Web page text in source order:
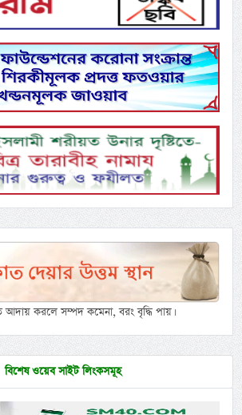
আদায় করলে সম্পদ কমেনা, বরং বৃদ্ধি পায়।
বিশেষ ওয়েব সাইট লিংকসমূহ